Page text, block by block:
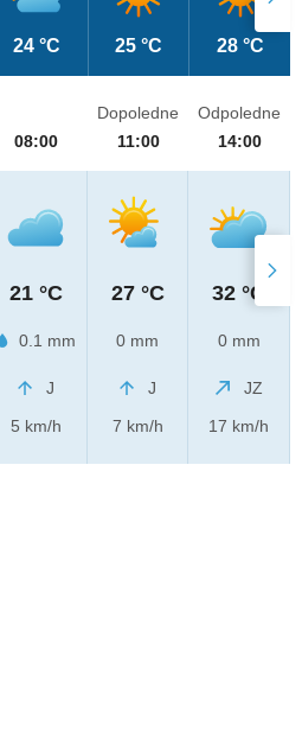
24 °C 25 °C 28 °C
08:00
21 °C
0.1 mm
J
5 km/h
Dopoledne
11:00
27 °C
0 mm
J
7 km/h
Odpoledne
14:00
32 °C
0 mm
JZ
17 km/h